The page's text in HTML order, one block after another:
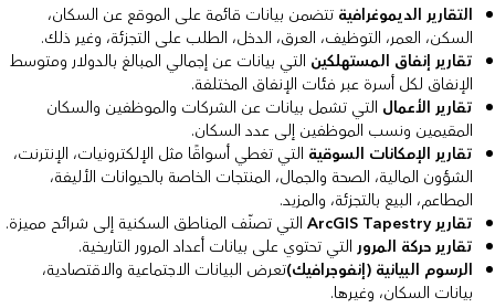
التقارير الديموغرافية تتضمن بيانات قائمة على الموقع عن السكان،
السكن، العمر، التوظيف، العرق، الدخل، الطلب على التجزئة، وغير ذلك.
تقارير إنفاق المستهلكين التي بيانات عن إجمالي المبالغ بالدولار ومتوسط
الإنفاق لكل أسرة عبر فئات الإنفاق المختلفة.
تقارير الأعمال التي تشمل بيانات عن الشركات والموظفين والسكان
المقيمين ونسب الموظفين إلى عدد السكان.
تقارير الإمكانات السوقية التي تغطي أسواقًا مثل الإلكترونيات، الإنترنت،
الشؤون المالية، الصحة والجمال، المنتجات الخاصة بالحيوانات الأليفة،
المطاعم، البيع بالتجزئة، والمزيد.
تقارير ArcGIS Tapestry
التي تصنّف المناطق السكنية إلى شرائح مميزة.
تقارير حركة المرور التي تحتوي على بيانات أعداد المرور التاريخية.
الرسوم البيانية (إنفوجرافيك)تعرض البيانات الاجتماعية والاقتصادية،
بيانات السكان، وغيرها.